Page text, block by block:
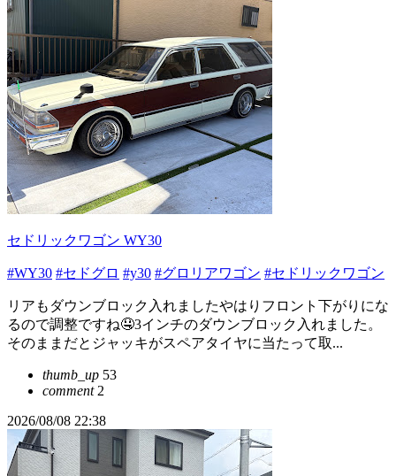
セドリックワゴン WY30
#WY30 #セドグロ #y30 #グロリアワゴン #セドリックワゴン
リアもダウンブロック入れましたやはりフロント下がりにな
るので調整ですね🤤3インチのダウンブロック入れました。
そのままだとジャッキがスペアタイヤに当たって取...
thumb_up 53
comment2
2026/08/08 22:38